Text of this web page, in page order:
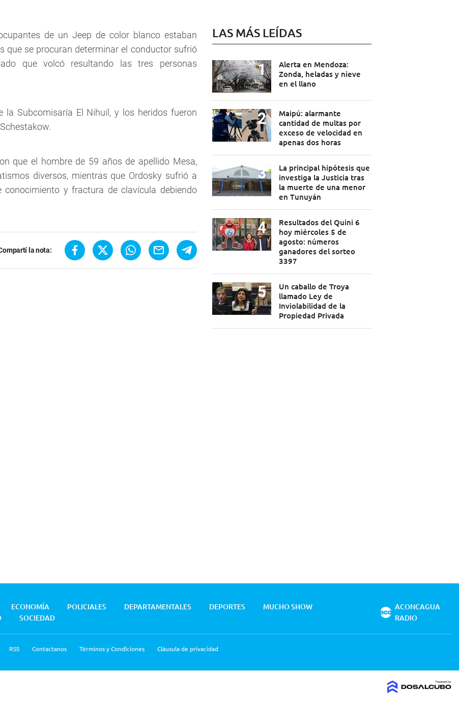
de un Jeep de color blanco estaban
que se procuran determinar el conductor sufrió
que volcó resultando las tres personas
la Subcomisaría El Nihuil, y los heridos fueron
que el hombre de 59 años de apellido Mesa,
diversos, mientras que Ordosky sufrió a
conocimiento y fractura de clavícula debiendo
la nota:
LAS MÁS LEÍDAS
Alerta en Mendoza:
Zonda, heladas y nieve
en el llano
Maipú: alarmante
cantidad de multas por
exceso de velocidad en
apenas dos horas
La principal hipótesis que
investiga la Justicia tras
la muerte de una menor
en Tunuyán
Resultados del Quini 6
hoy miércoles 5 de
agosto: números
ganadores del sorteo
3397
Un caballo de Troya
llamado Ley de
Inviolabilidad de la
Propiedad Privada
ECONOMÍA POLICIALES DEPARTAMENTALES DEPORTES
MUCHO SHOW
SOCIEDAD
RSS Contactanos Términos y Condiciones Cláusula de privacidad
ACONCAGUA
RADIO